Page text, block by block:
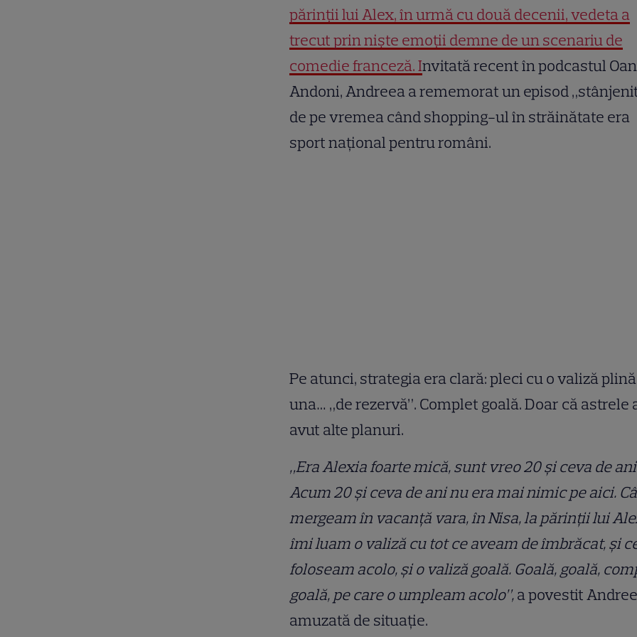
părinții lui Alex, în urmă cu două decenii, vedeta a
trecut prin niște emoții demne de un scenariu de
comedie franceză. Invitată recent în podcastul
Andoni, Andreea a rememorat un episod
de pe vremea când shopping-ul în străinătate era
sport național pentru români.
Pe atunci, strategia era clară: pleci cu o valiză
una… „de rezervă”. Complet goală. Doar că astrele
avut alte planuri.
„Era Alexia foarte mică, sunt vreo 20 și ceva de
Acum 20 și ceva de ani nu era mai nimic pe aici.
mergeam în vacanță vara, în Nisa, la părinții lui
îmi luam o valiză cu tot ce aveam de îmbrăcat, și
foloseam acolo, și o valiză goală. Goală, goală,
goală, pe care o umpleam acolo”,a povestit
amuzată de situație.